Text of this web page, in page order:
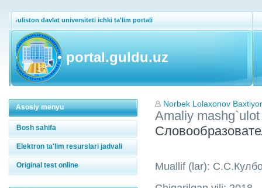
Guliston davlat universiteti ichki ta'lim portali
portal.guldu.uz
Asosiy menyu
Bosh sahifa
Elektron ta'lim resurslari jadvali
Original test online
Norbek Lolaxonov
Amaliy mashg`ulot
Muallif (lar):